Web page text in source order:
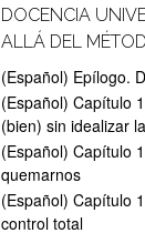
DOCENCIA
ALLÁ DEL
(Español) Epílogo.
(Español) Capítulo
(bien) sin idealizar
(Español) Capítulo
quemarnos
(Español) Capítulo
control total